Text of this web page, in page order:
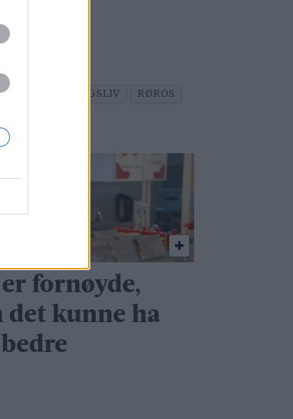
Røros.
NÆRINGSLIV RØROS
fornøyde,
det kunne ha